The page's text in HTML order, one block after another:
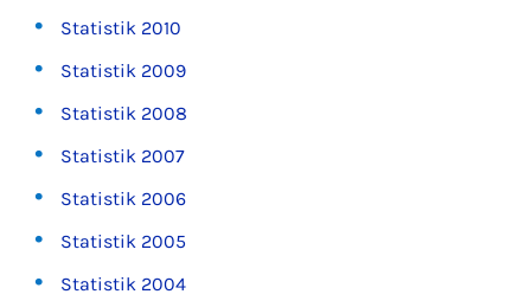
Statistik 2010
Statistik 2009
Statistik 2008
Statistik 2007
Statistik 2006
Statistik 2005
Statistik 2004